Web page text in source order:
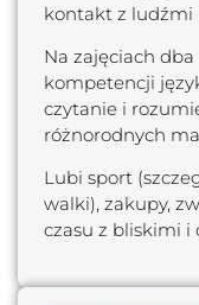
kontakt z ludźmi
Na zajęciach
kompetencji
czytanie i
różnorodnych
Lubi sport
walki), zakupy,
czasu z bliskimi i